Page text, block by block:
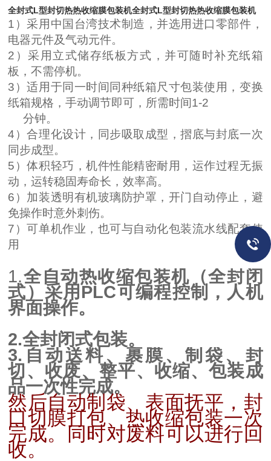
全封式L型封切热热收缩膜包装机全封式L型封切热热收缩膜包装机
1）采用中国台湾技术制造，并选用进口零部件，
电器元件及气动元件。
2）采用立式储存纸板方式，并可随时补充纸箱
板，不需停机。
3）适用于同一时间同种纸箱尺寸包装使用，变换
纸箱规格，手动调节即可，所需时间1-2
分钟。
4）合理化设计，同步吸取成型，摺底与封底一次
同步成型。
5）体积轻巧，机件性能精密耐用，运作过程无振
动，运转稳固寿命长，效率高。
6）加装透明有机玻璃防护罩，开门自动停止，避
免操作时意外刺伤。
7）可单机作业，也可与自动化包装流水线配套使
用
1.全自动热收缩包装机 （全封闭
式）采用PLC可编程控制，人机
界面操作。
2.全封闭式包装。
3.自动送料、裹膜、制袋、封
切、收废、整平、收缩、包装成
品一次性完成。
然后自动制袋、表面抚平，封
口切膜打包、热收缩包装一次
完成。同时对废料可以进行回
收。